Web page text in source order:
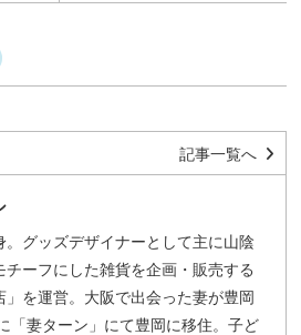
。グッズデザイナーとして主に山陰
チーフにした雑貨を企画・販売する
」を運営。大阪で出会った妻が豊岡
「妻ターン」にて豊岡に移住。子ど
記事一覧へ